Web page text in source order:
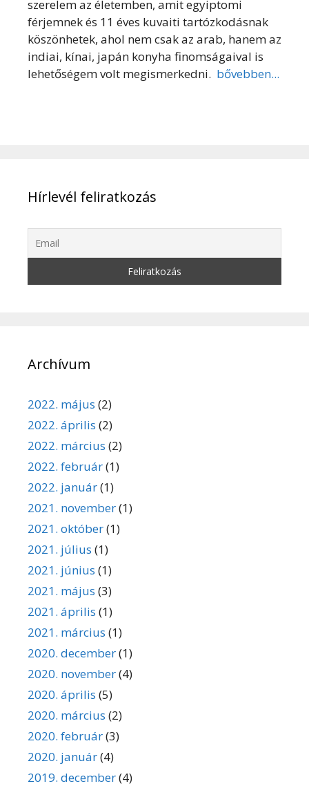
szerelem az életemben, amit egyiptomi
férjemnek és 11 éves kuvaiti tartózkodásnak
köszönhetek, ahol nem csak az arab, hanem az
indiai, kínai, japán konyha finomságaival is
lehetőségem volt megismerkedni. bővebben...
Hírlevél feliratkozás
Archívum
2022. május (2)
2022. április (2)
2022. március (2)
2022. február(1)
2022. január(1)
2021. november(1)
2021. október(1)
2021. július (1)
2021. június (1)
2021. május (3)
2021. április (1)
2021. március (1)
2020. december(1)
2020. november(4)
2020. április (5)
2020. március (2)
2020. február(3)
2020. január(4)
2019. december(4)